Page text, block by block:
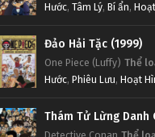
Hước, Tâm Lý, Bí ẩn,
Đảo Hải Tặc (1999)
One Piece (Luffy) Thể
Hước, Phiêu Lưu, Hoạt
Thám Tử Lừng Danh